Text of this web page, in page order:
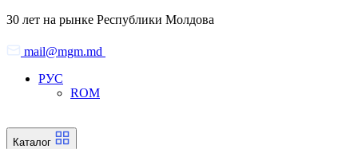
Skip
the
content
30 лет на рынке Республики Молдова
mail@mgm.md
РУС
ROM
Каталог